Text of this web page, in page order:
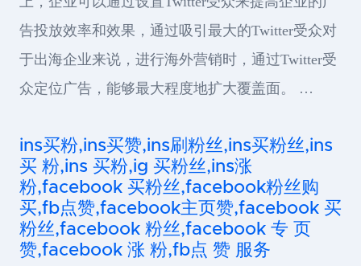
告投放效率和效果，通过吸引最大的Twitter受众对
于出海企业来说，进行海外营销时，通过Twitter受
众定位广告，能够最大程度地扩大覆盖面。 …
ins买粉,ins买赞,ins刷粉丝,ins买粉丝,ins
买 粉,ins 买粉,ig 买粉丝,ins涨
粉,facebook 买粉丝,facebook粉丝购
买,fb点赞,facebook主页赞,facebook 买
粉丝,facebook 粉丝,facebook 专 页
赞,facebook 涨 粉,fb点 赞 服务